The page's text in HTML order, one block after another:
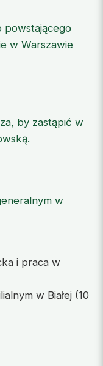
powstającego
w Warszawie
by zastąpić w
w
i praca w
w Białej (10